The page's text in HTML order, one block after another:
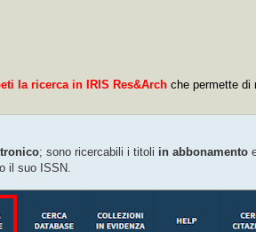
la ricerca in IRIS Res&Arch che permette di
; sono ricercabili i titoli in abbonamento
il suo ISSN.